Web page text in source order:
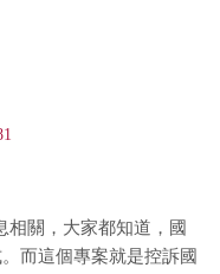
相關，大家都知道，國
而這個專案就是控訴國